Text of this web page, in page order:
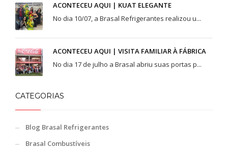
ACONTECEU AQUI | KUAT ELEGANTE
No dia 10/07, a Brasal Refrigerantes realizou u...
ACONTECEU AQUI | VISITA FAMILIAR À FÁBRICA
No dia 17 de julho a Brasal abriu suas portas p...
CATEGORIAS
Blog Brasal Refrigerantes
Brasal Combustíveis